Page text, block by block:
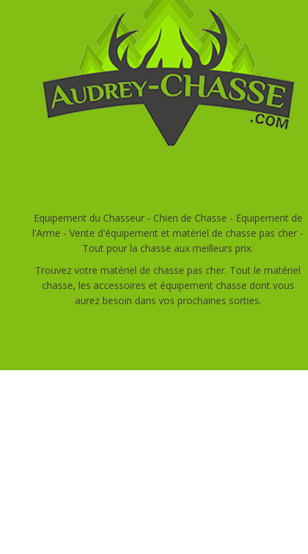
Equipement du Chasseur - Chien de Chasse - Equipement de
l'Arme - Vente d'équipement et matériel de chasse pas cher -
Tout pour la chasse aux meilleurs prix.
Trouvez votre matériel de chasse pas cher. Tout le matériel
chasse, les accessoires et équipement chasse dont vous
aurez besoin dans vos prochaines sorties.